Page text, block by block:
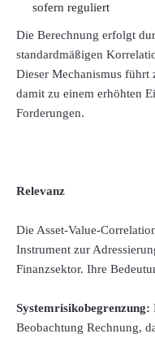
sofern reguliert
Die Berechnung erfolgt
standardmäßigen
Dieser Mechanismus führt
damit zu einem erhöhten
Forderungen.
Relevanz
Die Asset-Value-
Instrument zur
Finanzsektor. Ihre
Systemrisikobegrenzung:
Beobachtung Rechnung,